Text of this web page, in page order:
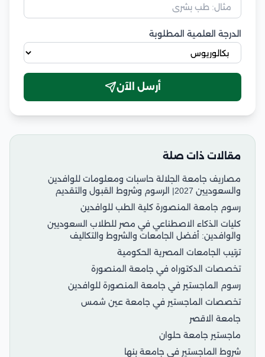
الدرجة العلمية المطلوبة
أرسل الآن
مقالات ذات صلة
مصاريف جامعة الجلالة حاسبات ومعلومات للوافدين
والسعوديين 2027| الرسوم وشروط القبول والتقديم
رسوم جامعة المنصورة كلية الطب للوافدين
كليات الذكاء الاصطناعي في مصر للطلاب السعوديين
والوافدين: أفضل الجامعات والشروط والتكاليف
ترتيب الجامعات المصرية الحكومية
تخصصات الدكتوراه في جامعة المنصورة
رسوم الماجستير في جامعة المنصورة للوافدين
تخصصات الماجستير في جامعة عين شمس
جامعة الاقصر
ماجستير جامعة حلوان
شروط الماجستير في جامعة بنها